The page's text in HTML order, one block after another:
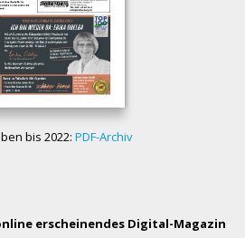
bis 2022: PDF-Archiv
erscheinendes Digital-Magazin